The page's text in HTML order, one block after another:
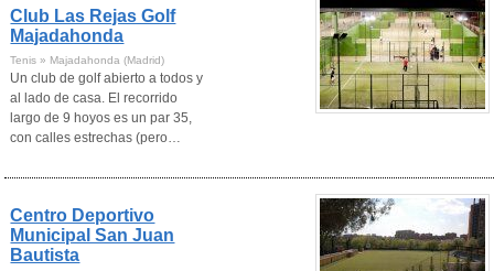
Club Las Rejas Golf
Majadahonda
Tenis » Majadahonda (Madrid)
Un club de golf abierto a todos y
al lado de casa. El recorrido
largo de 9 hoyos es un par 35,
con calles estrechas (pero…
Centro Deportivo
Municipal San Juan
Bautista